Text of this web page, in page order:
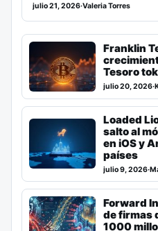
julio 21, 2026·Valeria Torres
Franklin
Tesoro
julio 20, 2026·
Loaded
salto al
en iOS y
países
julio 9, 2026·
Forward
de firmas
1000